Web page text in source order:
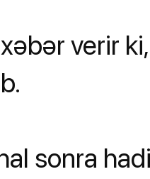
verir
sonra